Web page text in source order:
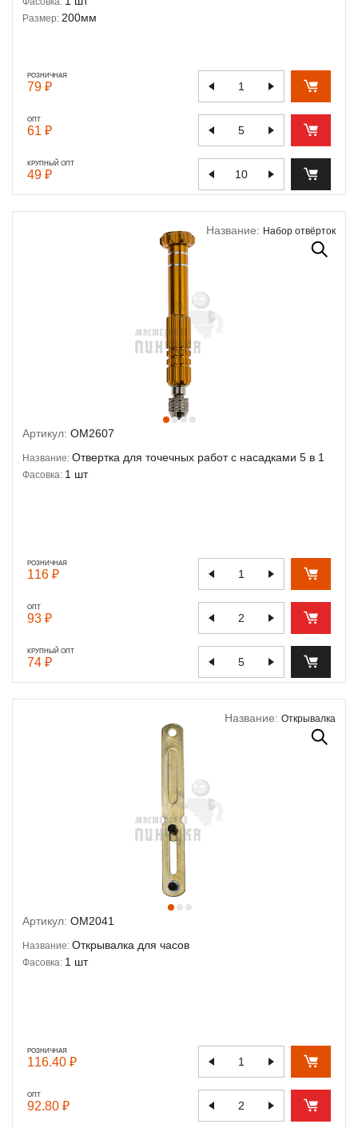
Размер: 200мм
РОЗНИЧНАЯ
79 ₽
ОПТ
61 ₽
КРУПНЫЙ ОПТ
49 ₽
Название: Набор отвёрток
Артикул: OM2607
Название: Отвертка для точечных работ с насадками 5 в 1
Фасовка: 1 шт
РОЗНИЧНАЯ
116 ₽
ОПТ
93 ₽
КРУПНЫЙ ОПТ
74 ₽
Название: Открывалка
Артикул: OM2041
Название: Открывалка для часов
Фасовка: 1 шт
РОЗНИЧНАЯ
116.40 ₽
ОПТ
92.80 ₽